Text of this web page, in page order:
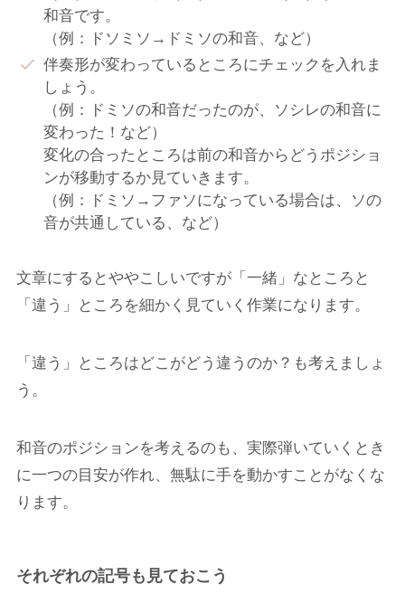
和音です。
（例：ドソミソ→ドミソの和音、など）
伴奏形が変わっているところにチェックを入れま
しょう。
（例：ドミソの和音だったのが、ソシレの和音に
変わった！など）
変化の合ったところは前の和音からどうポジショ
ンが移動するか見ていきます。
（例：ドミソ→ファソになっている場合は、ソの
音が共通している、など）
文章にするとややこしいですが「一緒」なところと
「違う」ところを細かく見ていく作業になります。
「違う」ところはどこがどう違うのか？も考えましょ
う。
和音のポジションを考えるのも、実際弾いていくとき
に一つの目安が作れ、無駄に手を動かすことがなくな
ります。
それぞれの記号も見ておこう